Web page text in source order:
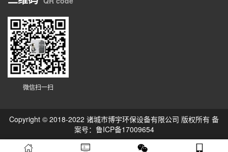
微信扫一扫
Copyright © 2018-2022 诸城市博宇环保设备有限公司 版权所有 备
案号： 鲁ICP备17009654